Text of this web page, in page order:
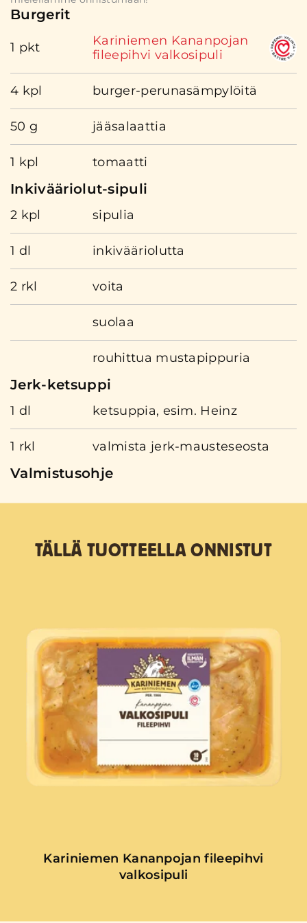
Burgerit
1 pkt
Kariniemen Kananpojan
fileepihvi valkosipuli
4 kpl burger-perunasämpylöitä
50 g jääsalaattia
1 kpl tomaatti
Inkivääriolut-sipuli
2 kpl sipulia
1 dl inkivääriolutta
2 rkl voita
suolaa
rouhittua mustapippuria
Jerk-ketsuppi
1 dl ketsuppia, esim. Heinz
1 rkl valmista jerk-mausteseosta
Valmistusohje
TÄLLÄ TUOTTEELLA ONNISTUT
Kariniemen Kananpojan fileepihvi
valkosipuli